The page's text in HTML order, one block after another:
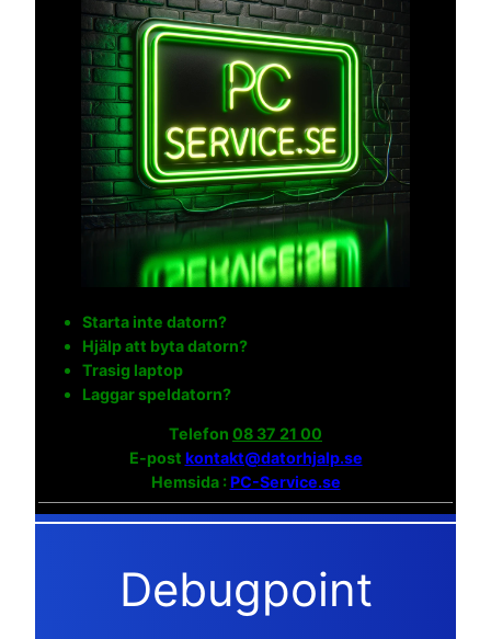
Starta inte datorn?
Hjälp att byta datorn?
Trasig laptop
Laggar speldatorn?
Telefon 08 37 21 00
E-post kontakt@datorhjalp.se
Hemsida :PC-Service.se
Debugpoint